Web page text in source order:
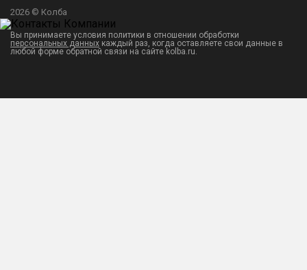
2026 © Колба
Вы принимаете условия политики в отношении обработки
персональных данных каждый раз, когда оставляете свои данные в
любой форме обратной связи на сайте kolba.ru.